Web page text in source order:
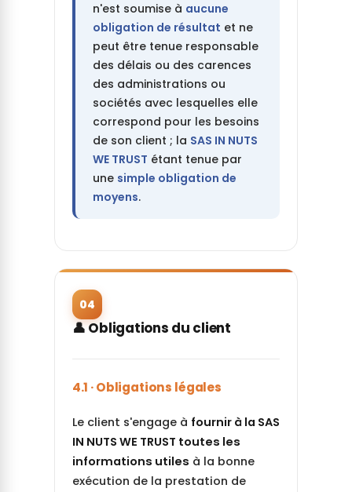
n'est soumise à aucune
obligation de résultat et ne
peut être tenue responsable
des délais ou des carences
des administrations ou
sociétés avec lesquelles elle
correspond pour les besoins
de son client ; la SAS IN NUTS
WE TRUST étant tenue par
une simple obligation de
moyens.
04
👤 Obligations du client
4.1 · Obligations légales
Le client s'engage à fournir à la SAS
IN NUTS WE TRUST toutes les
informations utiles à la bonne
exécution de la prestation de